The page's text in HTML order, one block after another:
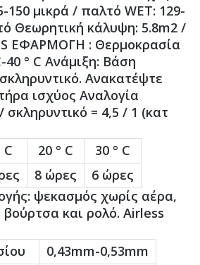
150 μικρά / παλτό WET: 129-
Θεωρητική κάλυψη: 5.8m2 /
ΕΦΑΡΜΟΓΗ : Θερμοκρασία
40 ° C Ανάμιξη: Βάση
Ανακατέψτε
ισχύος Αναλογία
σκληρυντικό = 4,5 / 1 (κατ
C 20 ° C
30 ° C
8 ώρες
6 ώρες
ψεκασμός χωρίς αέρα,
και ρολό. Airless
0,43mm-0,53mm